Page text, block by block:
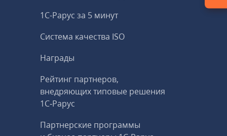
1С-Рарус за 5 минут
Система качества ISO
Награды
Рейтинг партнеров,
внедряющих типовые решения
1С‑Рарус
Партнерские программы